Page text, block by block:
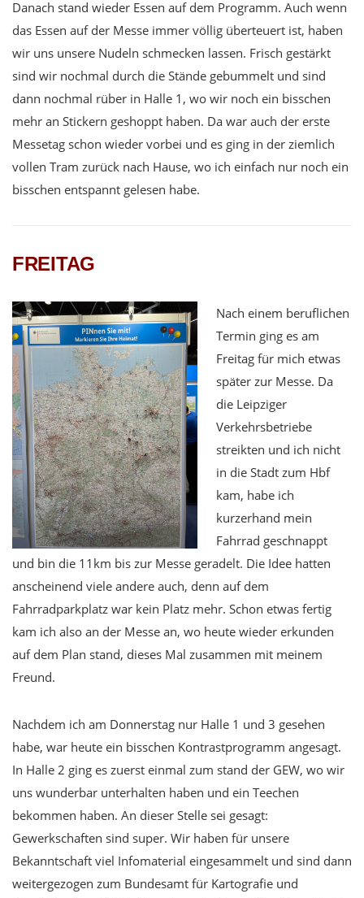
Danach stand wieder Essen auf dem Programm. Auch wenn
das Essen auf der Messe immer völlig überteuert ist, haben
wir uns unsere Nudeln schmecken lassen. Frisch gestärkt
sind wir nochmal durch die Stände gebummelt und sind
dann nochmal rüber in Halle 1, wo wir noch ein bisschen
mehr an Stickern geshoppt haben. Da war auch der erste
Messetag schon wieder vorbei und es ging in der ziemlich
vollen Tram zurück nach Hause, wo ich einfach nur noch ein
bisschen entspannt gelesen habe.
FREITAG
Nach einem beruflichen
Termin ging es am
Freitag für mich etwas
später zur Messe. Da
die Leipziger
Verkehrsbetriebe
streikten und ich nicht
in die Stadt zum Hbf
kam, habe ich
kurzerhand mein
Fahrrad geschnappt
und bin die 11km bis zur Messe geradelt. Die Idee hatten
anscheinend viele andere auch, denn auf dem
Fahrradparkplatz war kein Platz mehr. Schon etwas fertig
kam ich also an der Messe an, wo heute wieder erkunden
auf dem Plan stand, dieses Mal zusammen mit meinem
Freund.
Nachdem ich am Donnerstag nur Halle 1 und 3 gesehen
habe, war heute ein bisschen Kontrastprogramm angesagt.
In Halle 2 ging es zuerst einmal zum stand der GEW, wo wir
uns wunderbar unterhalten haben und ein Teechen
bekommen haben. An dieser Stelle sei gesagt:
Gewerkschaften sind super. Wir haben für unsere
Bekanntschaft viel Infomaterial eingesammelt und sind dann
weitergezogen zum Bundesamt für Kartografie und